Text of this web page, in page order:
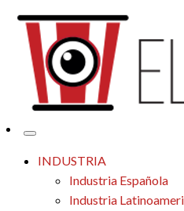
El Palomitrón
Tu espacio de la industria de
INDUSTRIA
Industria Española
Industria